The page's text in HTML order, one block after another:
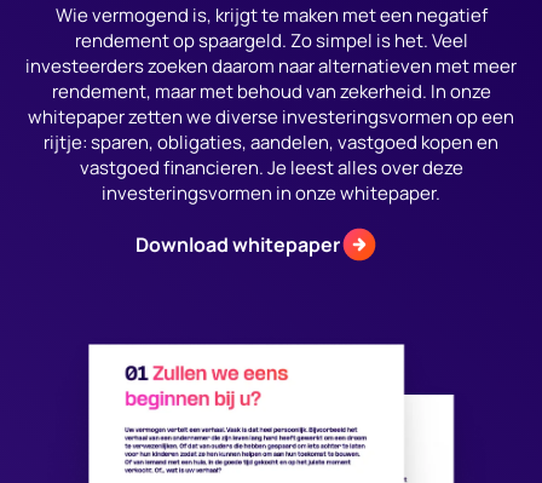
Wie vermogend is, krijgt te maken met een negatief
rendement op spaargeld. Zo simpel is het. Veel
investeerders zoeken daarom naar alternatieven met meer
rendement, maar met behoud van zekerheid. In onze
whitepaper zetten we diverse investeringsvormen op een
rijtje: sparen, obligaties, aandelen, vastgoed kopen en
vastgoed financieren. Je leest alles over deze
investeringsvormen in onze whitepaper.
Download whitepaper